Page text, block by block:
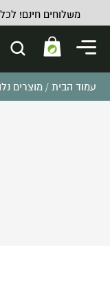
משלוחים חינם! לכל
עמוד הבית / מוצרים